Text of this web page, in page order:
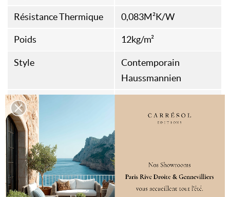
Résistance Thermique 0,083M²K/W
Poids 12kg/m²
Style
Contemporain
Haussmannien
Destination
Spécificités
Classe 23/31